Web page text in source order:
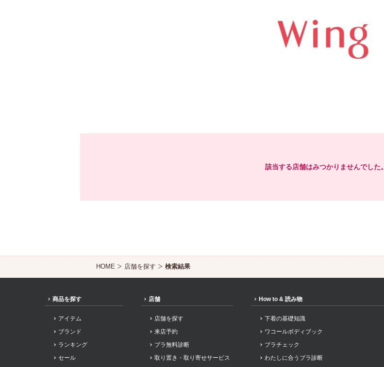
該当する店舗はみつかりませんでした。
HOME 店舗を探す 検索結果
商品を探す
アイテム
ブランド
ランキング
セール
店舗
店舗を探す
来店予約
ブラ無料診断
取り置き・取り寄せサービス
How to & 読み物
下着の基礎知識
ワコールボディブック
ブラチェック
わたしに合うブラ診断